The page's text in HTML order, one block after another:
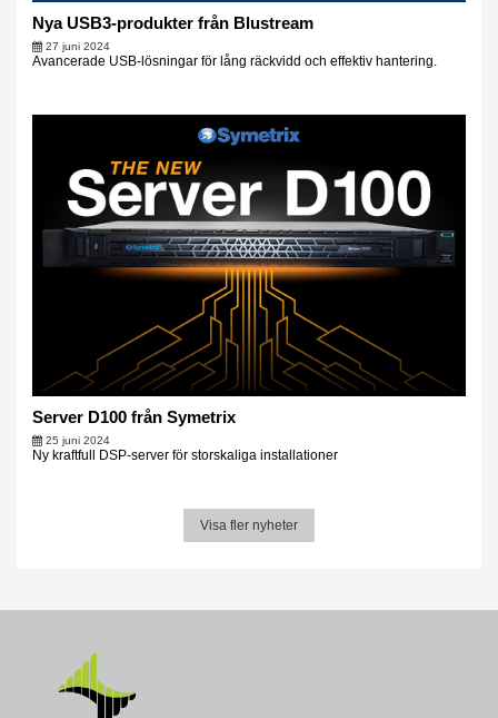
Nya USB3-produkter från Blustream
27 juni 2024
Avancerade USB-lösningar för lång räckvidd och effektiv hantering.
Server D100 från Symetrix
25 juni 2024
Ny kraftfull DSP-server för storskaliga installationer
Visa fler nyheter